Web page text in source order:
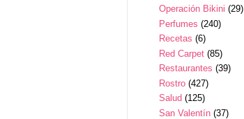
Operación Bikini (29)
Perfumes (240)
Recetas (6)
Red Carpet (85)
Restaurantes (39)
Rostro (427)
Salud (125)
San Valentín (37)